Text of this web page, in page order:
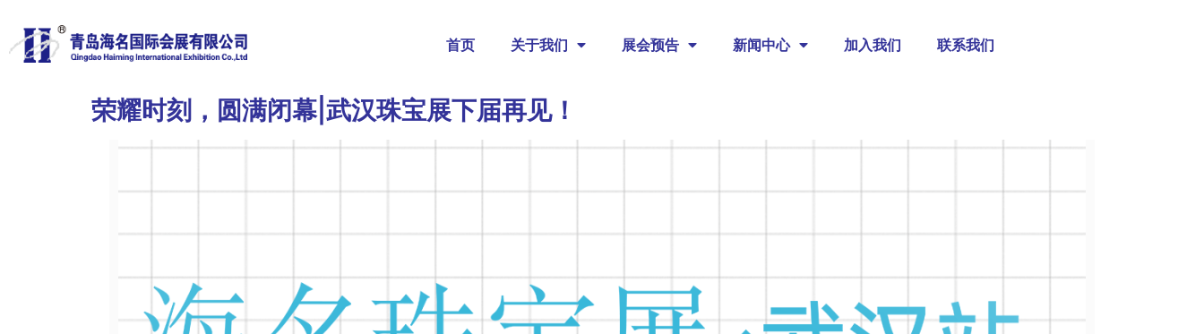
首页 关于我们 展会预告 新闻中心 加入我们 联系我们
荣耀时刻，圆满闭幕|武汉珠宝展下届再见！